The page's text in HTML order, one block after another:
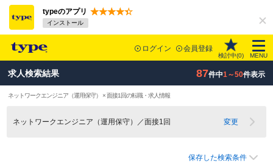
typeのアプリ
インストール
ログイン 会員登録
検討中(0) MENU
求人検索結果 87件中1～50件表示
ネットワークエンジニア（運用保守） × 面接1回の転職・求人情報
ネットワークエンジニア（運用保守）／面接1回 変更
保存した検索条件